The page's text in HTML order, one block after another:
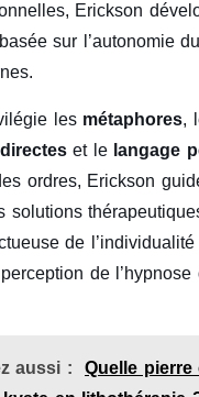
Erickson
basée sur l’autonomie
les métaphores,
et le langage
ordres, Erickson
solutions
de l’individualité
de
aussi :
Quelle